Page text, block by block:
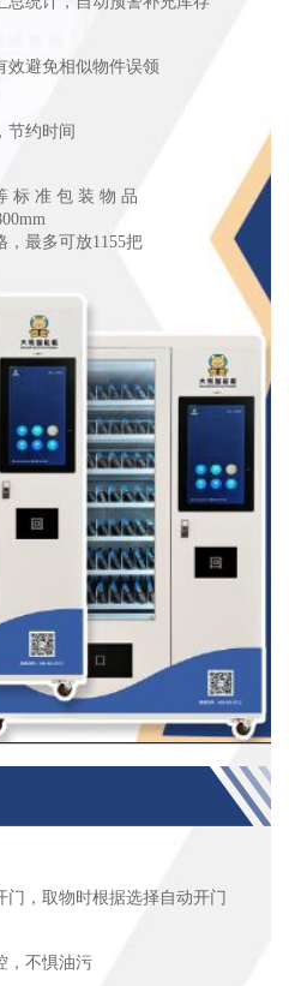
效避免相似物件误领
节约时间
标 准 包 装 物 品
，最多可放1155把
，取物时根据选择自动开⻔
，不惧油污